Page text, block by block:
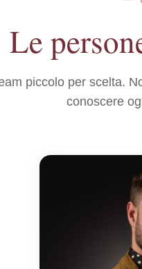
Le
piccolo per scelta.
conoscere